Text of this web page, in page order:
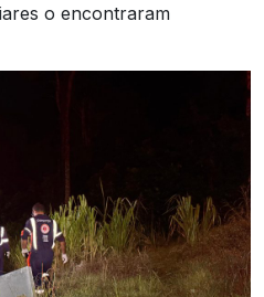
o encontraram